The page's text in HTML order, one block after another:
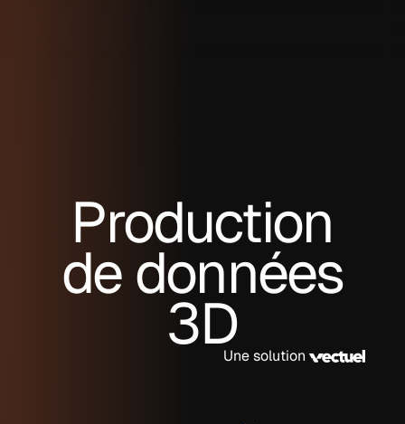
Production
de données
3DUne solution